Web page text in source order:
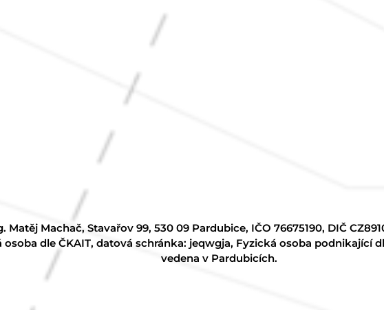
Matěj Machač, Stavařov 99, 530 09 Pardubice, IČO 76675190, DIČ
osoba dle ČKAIT, datová schránka: jeqwgja, Fyzická osoba podnikající
vedena v Pardubicích.